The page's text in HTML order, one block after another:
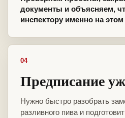
документы и объясняем,
инспектору именно на
04
Предписание
Нужно быстро разобрать
разливного пива и